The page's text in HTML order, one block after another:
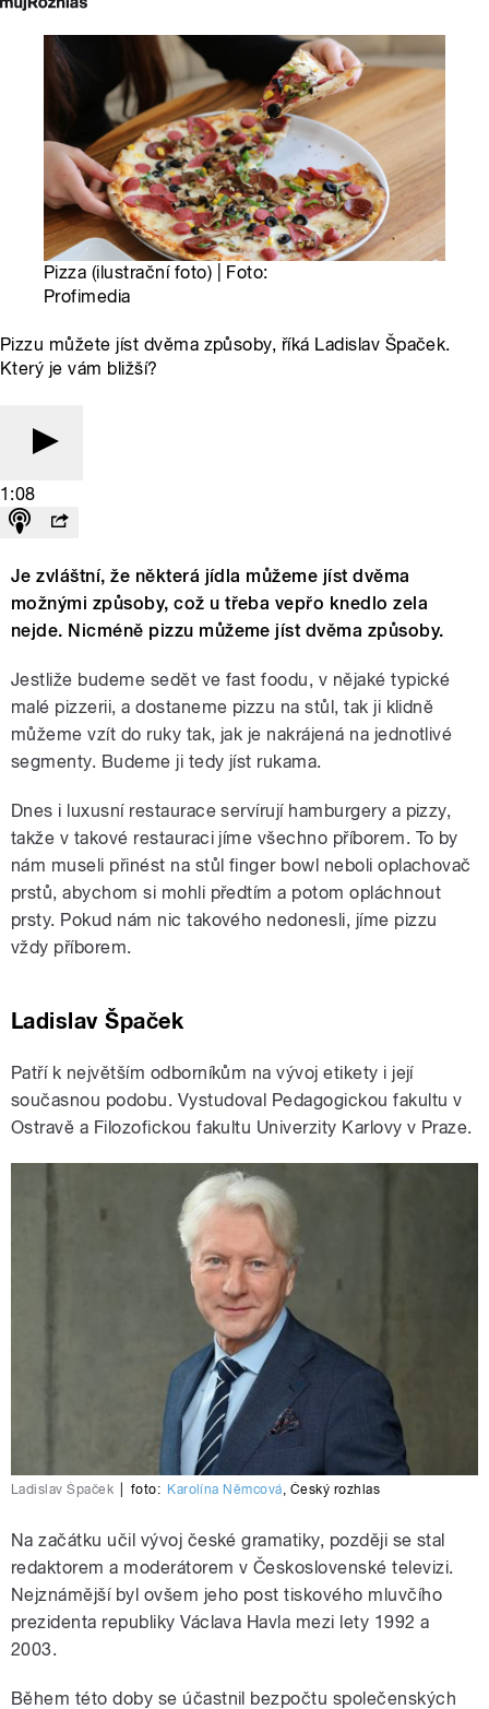
Pizza (ilustrační foto) | Foto:
Profimedia
Pizzu můžete jíst dvěma způsoby, říká Ladislav Špaček.
Který je vám bližší?
1:08
Je zvláštní, že některá jídla můžeme jíst dvěma
možnými způsoby, což u třeba vepřo knedlo zela
nejde. Nicméně pizzu můžeme jíst dvěma způsoby.
Jestliže budeme sedět ve fast foodu, v nějaké typické
malé pizzerii, a dostaneme pizzu na stůl, tak ji klidně
můžeme vzít do ruky tak, jak je nakrájená na jednotlivé
segmenty. Budeme ji tedy jíst rukama.
Dnes i luxusní restaurace servírují hamburgery a pizzy,
takže v takové restauraci jíme všechno příborem. To by
nám museli přinést na stůl finger bowl neboli oplachovač
prstů, abychom si mohli předtím a potom opláchnout
prsty. Pokud nám nic takového nedonesli, jíme pizzu
vždy příborem.
Ladislav Špaček
Patří k největším odborníkům na vývoj etikety i její
současnou podobu. Vystudoval Pedagogickou fakultu v
Ostravě a Filozofickou fakultu Univerzity Karlovy v Praze.
Ladislav Špaček foto: Karolína Němcová, Český rozhlas
Na začátku učil vývoj české gramatiky, později se stal
redaktorem a moderátorem v Československé televizi.
Nejznámější byl ovšem jeho post tiskového mluvčího
prezidenta republiky Václava Havla mezi lety 1992 a
2003.
Během této doby se účastnil bezpočtu společenských